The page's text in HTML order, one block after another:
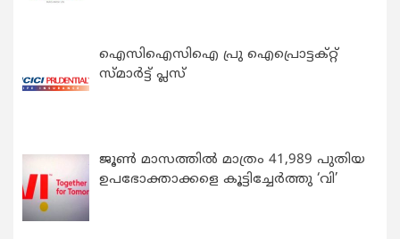
ഐസിഐസിഐ പ്രു ഐപ്രൊട്ടക്റ്റ്
സ്മാർട്ട് പ്ലസ്
ജൂൺ മാസത്തിൽ മാത്രം 41,989 പുതിയ
ഉപഭോക്താക്കളെ കൂട്ടിച്ചേർത്തു ‘വി’